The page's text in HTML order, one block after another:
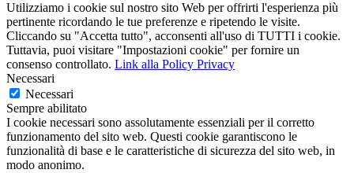
Utilizziamo i cookie sul nostro sito Web per offrirti l'esperienza più
pertinente ricordando le tue preferenze e ripetendo le visite.
Cliccando su "Accetta tutto", acconsenti all'uso di TUTTI i cookie.
Tuttavia, puoi visitare "Impostazioni cookie" per fornire un
consenso controllato. Link alla Policy Privacy
Necessari
Necessari
Sempre abilitato
I cookie necessari sono assolutamente essenziali per il corretto
funzionamento del sito web. Questi cookie garantiscono le
funzionalità di base e le caratteristiche di sicurezza del sito web, in
modo anonimo.